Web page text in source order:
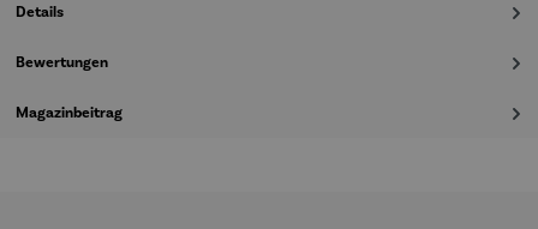
Details
Bewertungen
Magazinbeitrag